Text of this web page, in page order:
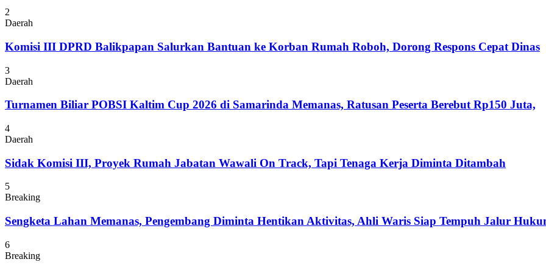
2
Daerah
Komisi III DPRD Balikpapan Salurkan Bantuan ke Korban Rumah Roboh, Dorong Respons Cepat Dinas
3
Daerah
Turnamen Biliar POBSI Kaltim Cup 2026 di Samarinda Memanas, Ratusan Peserta Berebut Rp150 Juta,
4
Daerah
Sidak Komisi III, Proyek Rumah Jabatan Wawali On Track, Tapi Tenaga Kerja Diminta Ditambah
5
Breaking
Sengketa Lahan Memanas, Pengembang Diminta Hentikan Aktivitas, Ahli Waris Siap Tempuh Jalur
6
Breaking